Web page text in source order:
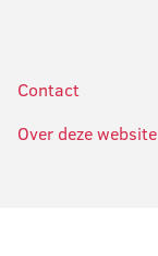
Contact
Over deze website